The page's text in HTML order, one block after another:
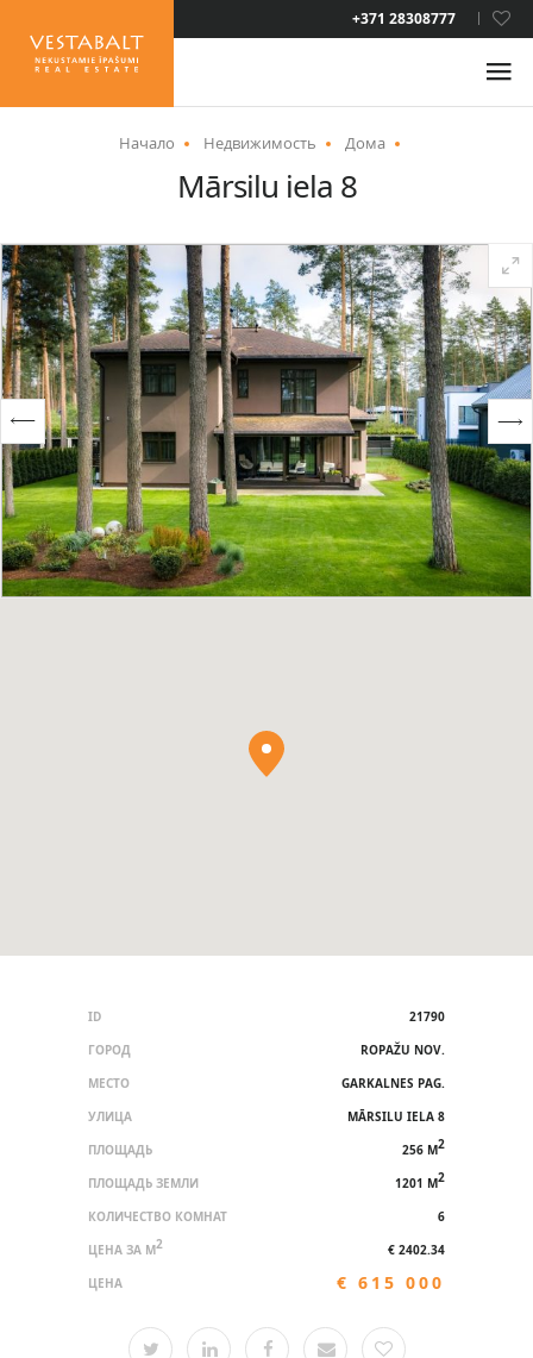
+371 28308777
LAT
ENG
НОВОСТИ
НЕДВИЖИМОСТЬ
УСЛУГИ
ВИД НА ЖИТЕЛЬСТВО
КОНТАКТЫ
Начало Недвижимость Дома
Mārsilu iela 8
ID
21790
ГОРОД
ROPAŽU NOV.
МЕСТО
GARKALNES PAG.
УЛИЦА
MĀRSILU IELA 8
ПЛОЩАДЬ
256 M2
ПЛОЩАДЬ ЗЕМЛИ 1201 M2
КОЛИЧЕСТВО КОМНАТ
6
ЦЕНА ЗА M2
€ 2402.34
ЦЕНА
€ 615 000